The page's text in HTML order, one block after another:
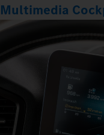
Multimedia